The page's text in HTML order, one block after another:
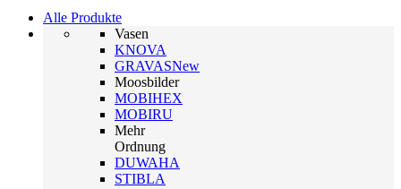
Alle Produkte
Vasen
KNOVA
GRAVASNew
Moosbilder
MOBIHEX
MOBIRU
Mehr
Ordnung
DUWAHA
STIBLA